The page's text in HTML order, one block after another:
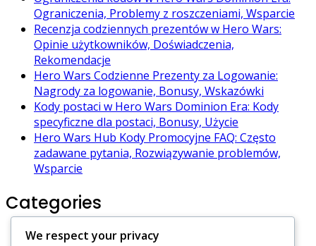
Ograniczenia, Problemy z roszczeniami, Wsparcie
Recenzja codziennych prezentów w Hero Wars:
Opinie użytkowników, Doświadczenia,
Rekomendacje
Hero Wars Codzienne Prezenty za Logowanie:
Nagrody za logowanie, Bonusy, Wskazówki
Kody postaci w Hero Wars Dominion Era: Kody
specyficzne dla postaci, Bonusy, Użycie
Hero Wars Hub Kody Promocyjne FAQ: Często
zadawane pytania, Rozwiązywanie problemów,
Wsparcie
Categories
Codzienne Prezenty w Hero Wars
We respect your privacy